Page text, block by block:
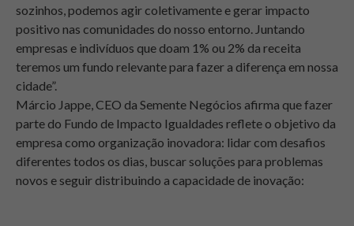
sozinhos, podemos agir coletivamente e gerar impacto
positivo nas comunidades do nosso entorno. Juntando
empresas e indivíduos que doam 1% ou 2% da receita
teremos um fundo relevante para fazer a diferença em nossa
cidade”.
Márcio Jappe, CEO da Semente Negócios afirma que fazer
parte do Fundo de Impacto Igualdades reflete o objetivo da
empresa como organização inovadora: lidar com desafios
diferentes todos os dias, buscar soluções para problemas
novos e seguir distribuindo a capacidade de inovação: